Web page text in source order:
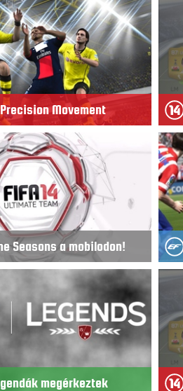
Precision Movement
Seasons a mobilodon!
megérkeztek